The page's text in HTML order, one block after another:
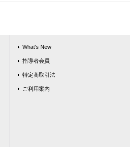
What's New
指導者会員
特定商取引法
ご利用案内